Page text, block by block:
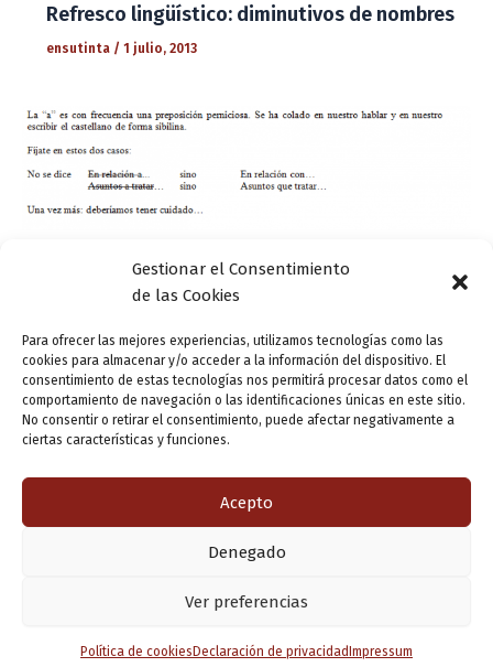
Gestionar el Consentimiento
de las Cookies
Para ofrecer las mejores experiencias, utilizamos tecnologías como las
cookies para almacenar y/o acceder a la información del dispositivo. El
consentimiento de estas tecnologías nos permitirá procesar datos como el
comportamiento de navegación o las identificaciones únicas en este sitio.
No consentir o retirar el consentimiento, puede afectar negativamente a
ciertas características y funciones.
Acepto
Denegado
Ver preferencias
Política de cookies Declaración de privacidad Impressum
Refresco lingüístico: diminutivos de nombres
ensutinta / 1 julio, 2013
Refresco lingüístico: cuidado con «a»
ensutinta/28 mayo, 2013
1 2 3 Siguiente→
Copyright © 2026 Valladolid en su titna